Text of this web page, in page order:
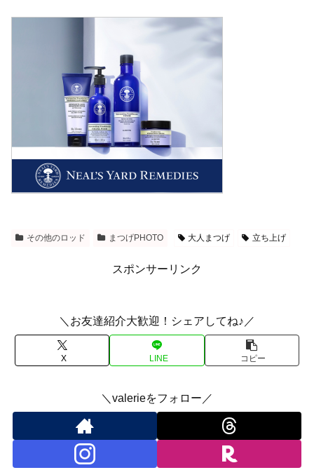
その他のロッド まつげPHOTO 大人まつげ 立ち上げ
スポンサーリンク
＼お友達紹介大歓迎！シェアしてね♪／
X LINE コピー
＼valerieをフォロー／